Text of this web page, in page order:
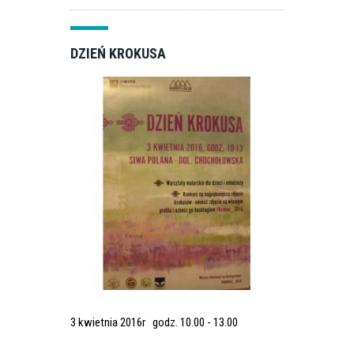
DZIEŃ KROKUSA
3 kwietnia 2016r godz. 10.00 - 13.00